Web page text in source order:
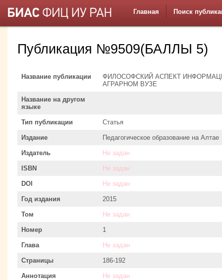
Главная Поиск
Публикация №9509(БАЛЛЫ 5)
Название публикации
ФИЛОСОФСКИЙ АСПЕКТ
АГРАРНОМ ВУЗЕ
Название на другом
языке
Тип публикации Статья
Издание Педагогическое образование на Алтае
Издатель Не задан
ISBN Не задан
DOI Не задан
Год издания 2015
Том Не задан
Номер 1
Глава Не задан
Страницы 186-192
Аннотация Не задан